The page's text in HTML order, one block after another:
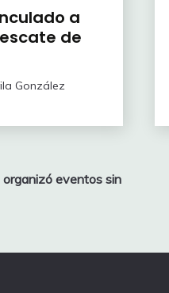
a
de
González
organizó eventos sin